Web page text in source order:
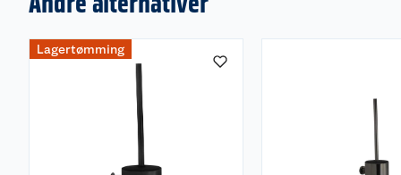
Lagertømming